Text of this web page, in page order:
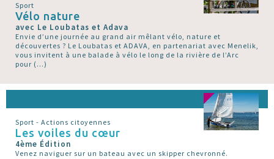
Sport
Vélo nature
avec Le Loubatas et Adava
Envie d’une journée au grand air mêlant vélo, nature et
découvertes ? Le Loubatas et ADAVA, en partenariat avec Menelik,
vous invitent à une balade à vélo le long de la rivière de l’Arc
pour (…)
Sport - Actions citoyennes
Les voiles du cœur
4ème Édition
Venez naviguer sur un bateau avec un skipper chevronné.